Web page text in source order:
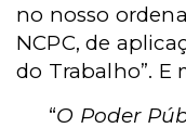
no nosso
NCPC, de
do Trabalho”. E
“O Poder